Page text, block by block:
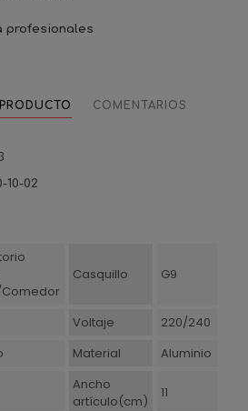
profesionales
COMENTARIOS
10-02
Casquillo G9
Voltaje
220/240
Material
Aluminio
Ancho
artículo(cm)
11